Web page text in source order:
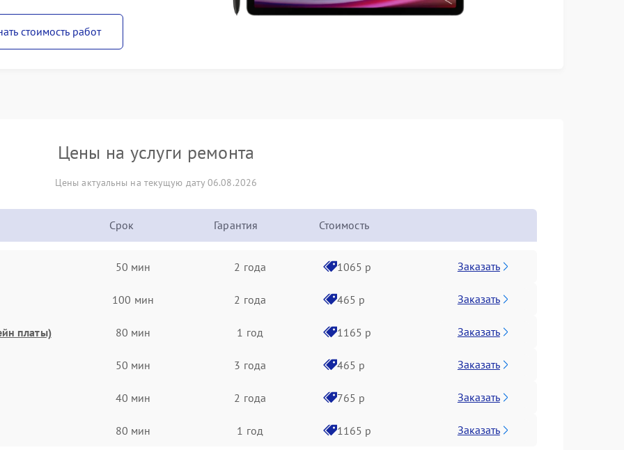
стоимость работ
Цены на услуги ремонта
Цены актуальны на текущую дату 06.08.2026
Срок Гарантия Стоимость
50 мин 2 года 1065 р Заказать
100 мин 2 года 465 р Заказать
платы) 80 мин 1 год 1165 р Заказать
50 мин 3 года 465 р Заказать
40 мин 2 года 765 р Заказать
80 мин 1 год 1165 р Заказать